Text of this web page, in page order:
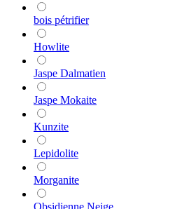
bois pétrifier
Howlite
Jaspe Dalmatien
Jaspe Mokaite
Kunzite
Lepidolite
Morganite
Obsidienne Neige